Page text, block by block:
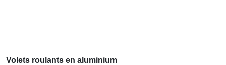
Volets roulants en aluminium